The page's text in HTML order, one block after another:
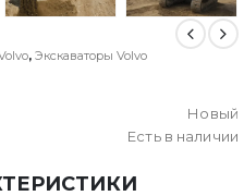
, Экскаваторы Volvo
Новый
Есть в наличии